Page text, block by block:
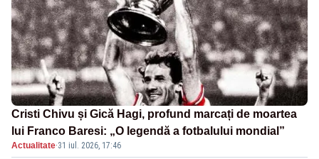
Cristi Chivu și Gică Hagi, profund marcați de moartea
lui Franco Baresi: „O legendă a fotbalului mondial”
Actualitate·31 iul. 2026, 17:46